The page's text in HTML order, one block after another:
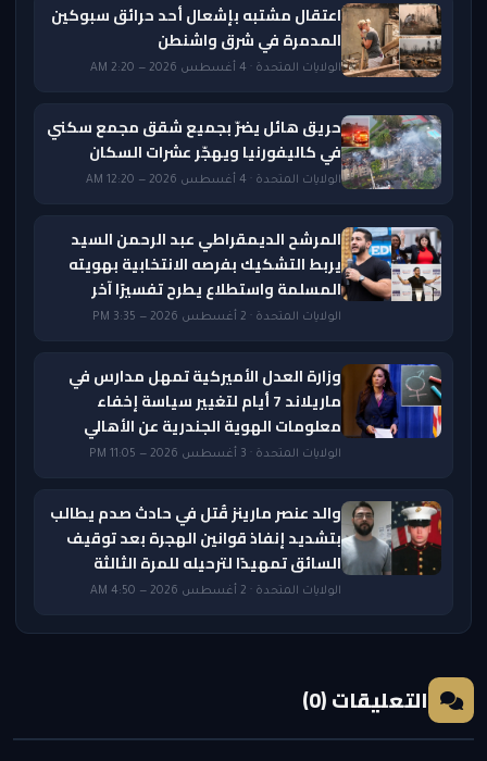
اعتقال مشتبه بإشعال أحد حرائق سبوكين
المدمرة في شرق واشنطن
الولايات المتحدة · 4 أغسطس 2026 — 2:20 AM
حريق هائل يضرّ بجميع شقق مجمع سكني
في كاليفورنيا ويهجّر عشرات السكان
الولايات المتحدة · 4 أغسطس 2026 — 12:20 AM
المرشح الديمقراطي عبد الرحمن السيد
يربط التشكيك بفرصه الانتخابية بهويته
المسلمة واستطلاع يطرح تفسيرًا آخر
الولايات المتحدة · 2 أغسطس 2026 — 3:35 PM
وزارة العدل الأميركية تمهل مدارس في
ماريلاند 7 أيام لتغيير سياسة إخفاء
معلومات الهوية الجندرية عن الأهالي
الولايات المتحدة · 3 أغسطس 2026 — 11:05 PM
والد عنصر مارينز قُتل في حادث صدم يطالب
بتشديد إنفاذ قوانين الهجرة بعد توقيف
السائق تمهيدًا لترحيله للمرة الثالثة
الولايات المتحدة · 2 أغسطس 2026 — 4:50 AM
التعليقات (0)